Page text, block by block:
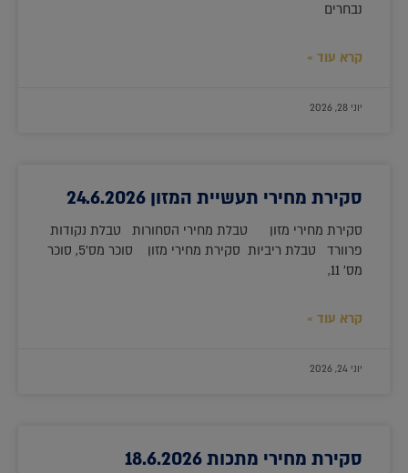
נבחרים
קרא עוד »
יוני 28, 2026
סקירת מחירי תעשיית המזון 24.6.2026
סקירת מחירי מזון טבלת מחירי הסחורות טבלת נקודות
פרוורד טבלת ריביות סקירת מחירי מזון סוכר מס'5, סוכר
מס' 11,
קרא עוד »
יוני 24, 2026
סקירת מחירי מתכות 18.6.2026